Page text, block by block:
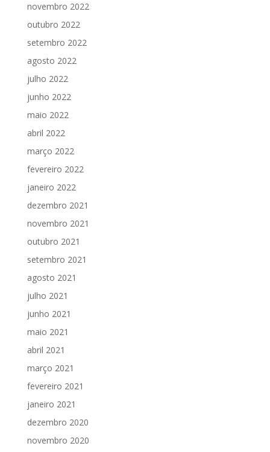
novembro 2022
outubro 2022
setembro 2022
agosto 2022
julho 2022
junho 2022
maio 2022
abril 2022
março 2022
fevereiro 2022
janeiro 2022
dezembro 2021
novembro 2021
outubro 2021
setembro 2021
agosto 2021
julho 2021
junho 2021
maio 2021
abril 2021
março 2021
fevereiro 2021
janeiro 2021
dezembro 2020
novembro 2020